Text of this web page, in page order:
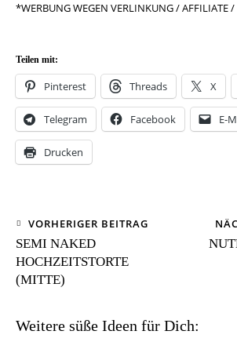
*WERBUNG WEGEN VERLINKUNG / AFFILIATE
Teilen mit:
Pinterest Threads X
Telegram Facebook E-
Drucken
VORHERIGER BEITRAG
SEMI NAKED
HOCHZEITSTORTE
(MITTE)
Weitere süße Ideen für Dich: